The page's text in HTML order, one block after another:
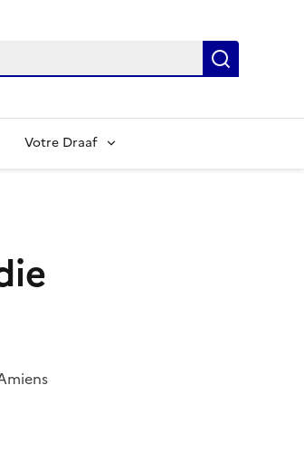
Votre Draaf